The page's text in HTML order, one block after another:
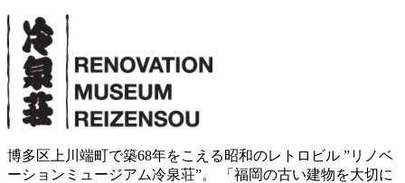
博多区上川端町で築68年をこえる昭和のレトロビル ”リノベ
ーションミュージアム冷泉荘”。 「福岡の古い建物を大切に